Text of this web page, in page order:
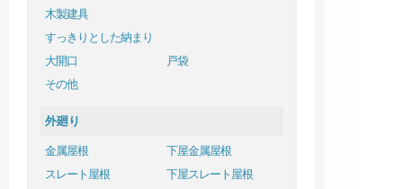
木製建具
すっきりとした納まり
大開口
戸袋
その他
外廻り
金属屋根
下屋金属屋根
スレート屋根
下屋スレート屋根